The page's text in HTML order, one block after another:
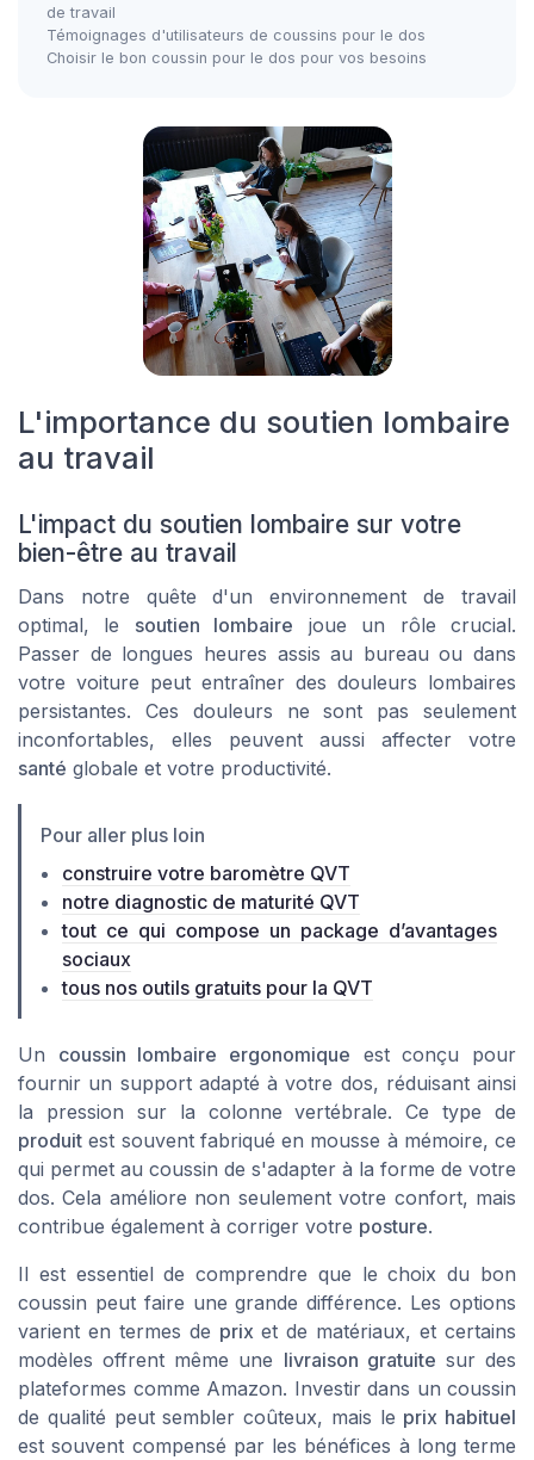
de travail
Témoignages d'utilisateurs de coussins pour le dos
Choisir le bon coussin pour le dos pour vos besoins
L'importance du soutien lombaire
au travail
L'impact du soutien lombaire sur votre
bien-être au travail
Dans notre quête d'un environnement de travail
optimal, le soutien lombaire joue un rôle crucial.
Passer de longues heures assis au bureau ou dans
votre voiture peut entraîner des douleurs lombaires
persistantes. Ces douleurs ne sont pas seulement
inconfortables, elles peuvent aussi affecter votre
santé globale et votre productivité.
Pour aller plus loin
construire votre baromètre QVT
notre diagnostic de maturité QVT
tout ce qui compose un package d’avantages
sociaux
tous nos outils gratuits pour la QVT
Un coussin lombaire ergonomique est conçu pour
fournir un support adapté à votre dos, réduisant ainsi
la pression sur la colonne vertébrale. Ce type de
produit est souvent fabriqué en mousse à mémoire, ce
qui permet au coussin de s'adapter à la forme de votre
dos. Cela améliore non seulement votre confort, mais
contribue également à corriger votre posture.
Il est essentiel de comprendre que le choix du bon
coussin peut faire une grande différence. Les options
varient en termes de prix et de matériaux, et certains
modèles offrent même une livraison gratuite sur des
plateformes comme Amazon. Investir dans un coussin
de qualité peut sembler coûteux, mais le prix habituel
est souvent compensé par les bénéfices à long terme